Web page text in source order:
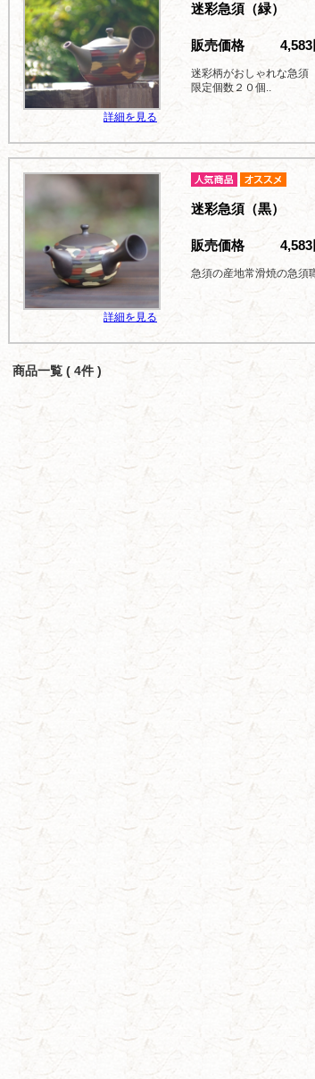
詳細を見る
迷彩急須（緑）
販売価格 4,583
迷彩柄がおしゃれな急須
限定個数２０個..
詳細を見る
迷彩急須（黒）
販売価格 4,583
急須の産地常滑焼の急須
商品一覧 ( 4件 )